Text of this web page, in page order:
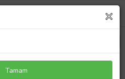
Evrensel Robotları – Sert
Tamam